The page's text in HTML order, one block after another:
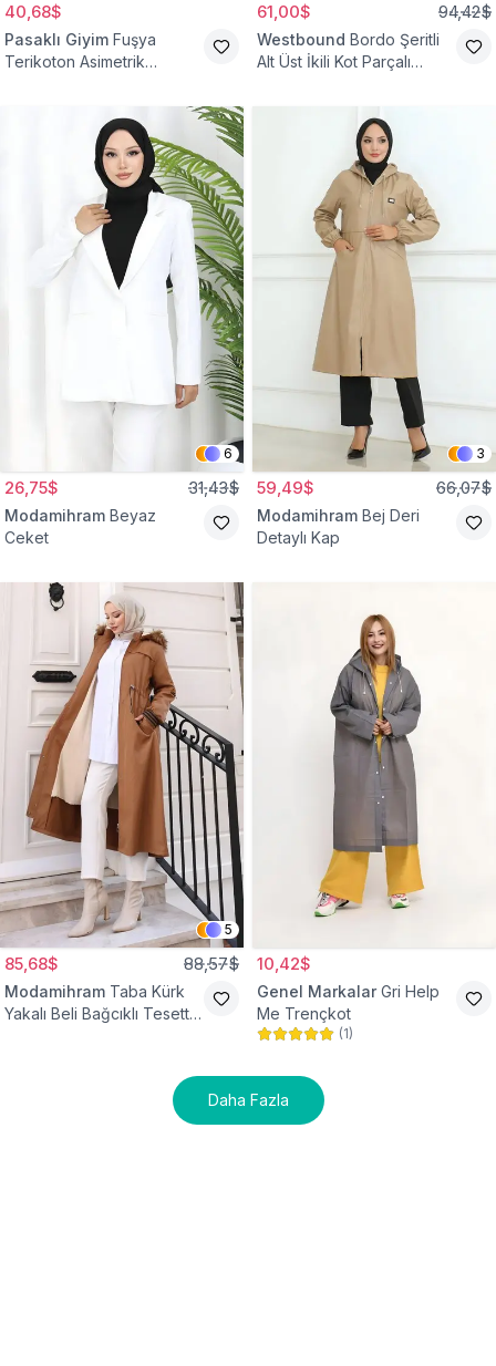
40,68$
Pasaklı Giyim Fuşya
Terikoton Asimetrik
61,00$ 94,42$
Westbound Bordo Şeritli
Alt Üst İkili Kot Parçalı
6
26,75$ 31,43$
Modamihram Beyaz
Ceket
3
59,49$ 66,07$
Modamihram Bej Deri
Detaylı Kap
5
85,68$ 88,57$
Modamihram Taba Kürk
Yakalı Beli Bağcıklı Tesettür
10,42$
Genel Markalar Gri Help
Me Trençkot
(1)
Daha Fazla